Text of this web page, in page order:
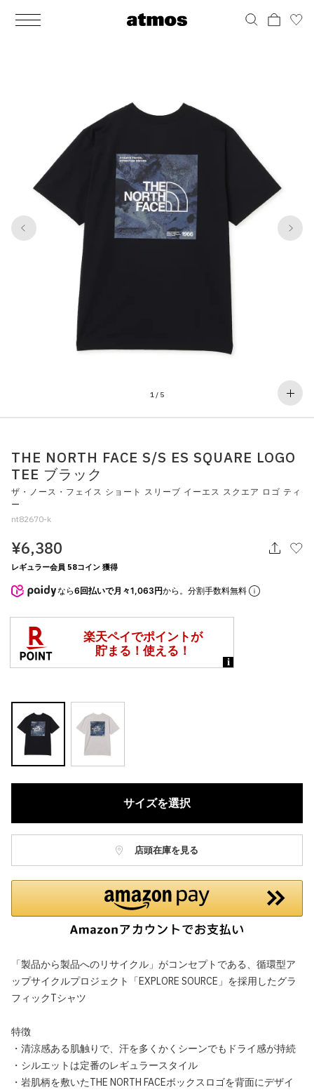
MEN
アクセサリー
その他
アディダス ピックアップ
シューズ
その他
すべてのシューズ
ライフスタイルランニング
ウェア
ソックス
アンダーウェア
水着
すべてのウェア
バッグ
ショルダー / メッセンジャーバッグ
トート / エコバッグ
クラッチ / セカンドバッグ
ウエストバッグ
その他
すべてのバッグ
アクセサリー
グッズ / アクセサリー
その他
すべてのアクセサリー
その他
おもちゃ / フィギュア
すべてのその他
WOMENS
アクセサリー
その他
アディダス ピックアップ
シューズ
サンダル / パンプス
その他
すべてのシューズ
ライフスタイルランニング
ウェア
ワンピース
スカート
ソックス
アンダーウェア
バッグ
ショルダー / メッセンジャーバッグ
トート / エコバッグ
クラッチ / セカンドバッグ
ウエストバッグ
その他
すべてのバッグ
アクセサリー
グッズ / アクセサリー
その他
すべてのアクセサリー
その他
おもちゃ / フィギュア
すべてのその他
1 / 5
1 5
THE NORTH FACE S/S ES SQUARE LOGO
TEE ブラック
ザ・ノース・フェイス ショート スリーブ イーエス スクエア ロゴ ティ
ー
nt82670-k
¥6,380
レギュラー会員 58コイン 獲得
なら6回払いで月々1,063円から。分割手数料無料
サイズを選択
店頭在庫を見る
「製品から製品へのリサイクル」がコンセプトである、循環型ア
ップサイクルプロジェクト「EXPLORE SOURCE」を採用したグラ
フィックTシャツ
特徴
・清涼感ある肌触りで、汗を多くかくシーンでもドライ感が持続
・シルエットは定番のレギュラースタイル
・岩肌柄を敷いたTHE NORTH FACEボックスロゴを背面にデザイ